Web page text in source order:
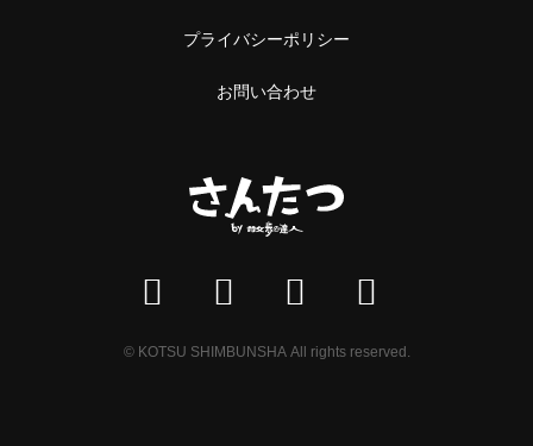
プライバシーポリシー
お問い合わせ
© KOTSU SHIMBUNSHA All rights reserved.